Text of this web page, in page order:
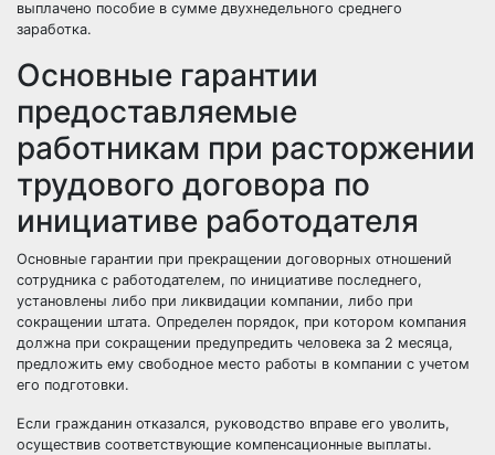
выплачено пособие в сумме двухнедельного среднего
заработка.
Основные гарантии
предоставляемые
работникам при расторжении
трудового договора по
инициативе работодателя
Основные гарантии при прекращении договорных отношений
сотрудника с работодателем, по инициативе последнего,
установлены либо при ликвидации компании, либо при
сокращении штата. Определен порядок, при котором компания
должна при сокращении предупредить человека за 2 месяца,
предложить ему свободное место работы в компании с учетом
его подготовки.
Если гражданин отказался, руководство вправе его уволить,
осуществив соответствующие компенсационные выплаты.